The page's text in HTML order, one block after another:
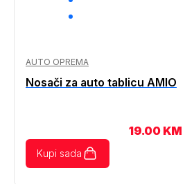
AUTO OPREMA
Nosači za auto tablicu AMIO
19.00 KM
Kupi sada